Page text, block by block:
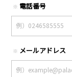
※ 電話番号
※ メールアドレス